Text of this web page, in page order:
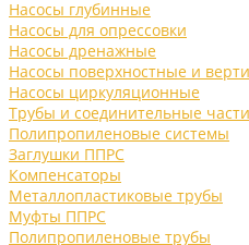
Насосы глубинные
Насосы для опрессовки
Насосы дренажные
Насосы поверхностные и
Насосы циркуляционные
Трубы и соединительные части
Полипропиленовые системы
Заглушки ППРС
Компенсаторы
Металлопластиковые трубы
Муфты ППРС
Полипропиленовые трубы